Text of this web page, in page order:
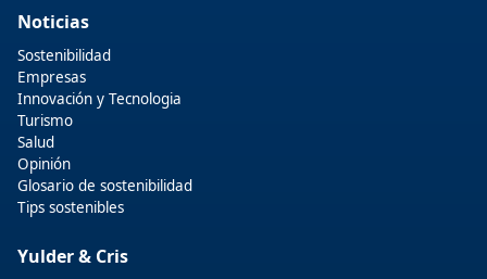
Noticias
Sostenibilidad
Empresas
Innovación y Tecnologia
Turismo
Salud
Opinión
Glosario de sostenibilidad
Tips sostenibles
Yulder & Cris